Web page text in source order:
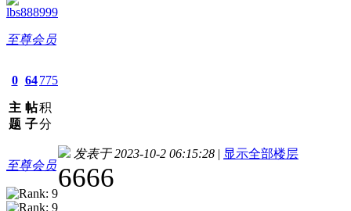
lbs888999
至尊会员
0
主
题
64
帖
子
775
积
分
至尊会员
发表于 2023-10-2 06:15:28 | 显示全部楼层
6666